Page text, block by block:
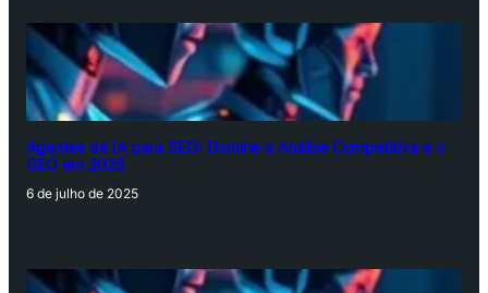
Agentes de IA para SEO: Domine a Análise Competitiva e o
GEO em 2025
6 de julho de 2025